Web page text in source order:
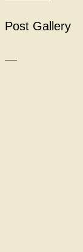
Post Gallery